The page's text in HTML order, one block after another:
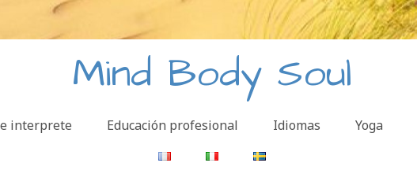
Mind Body Soul
interprete Educación profesional Idiomas Yoga